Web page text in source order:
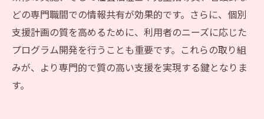
どの専門職間での情報共有が効果的です。さらに、個別
支援計画の質を高めるために、利用者のニーズに応じた
プログラム開発を行うことも重要です。これらの取り組
みが、より専門的で質の高い支援を実現する鍵となりま
す。